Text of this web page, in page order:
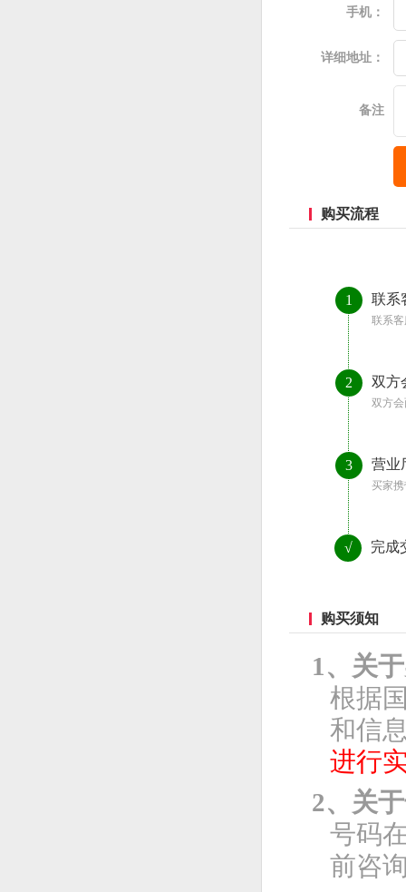
手机：
详细地址：
备注
购买流程
1 联系
联系
2 双方
双方
3 营业
买家
√ 完成
购买须知
1、关
根据
和信
进行
2、关
号码
前咨